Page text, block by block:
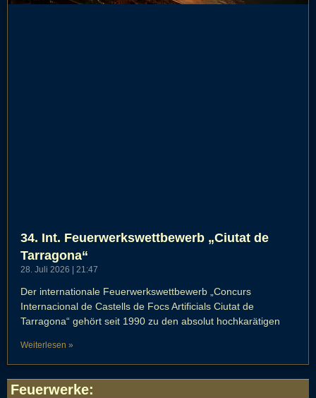
34. Int. Feuerwerkswettbewerb „Ciutat de
Tarragona“
28. Juli 2026 21:47
Der internationale Feuerwerkswettbewerb „Concurs
Internacional de Castells de Focs Artificials Ciutat de
Tarragona“ gehört seit 1990 zu den absolut hochkarätigen
Weiterlesen »
Feuerwerke: